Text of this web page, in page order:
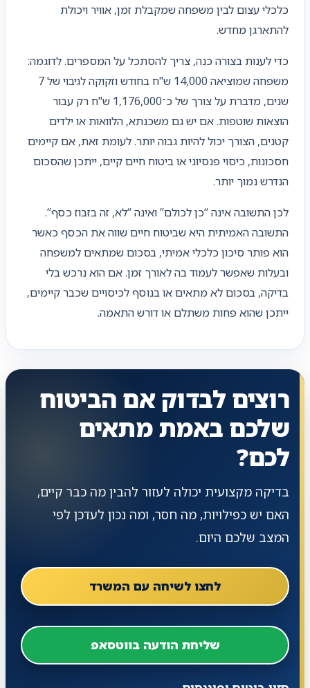
כלכלי עצום לבין משפחה שמקבלת זמן, אוויר ויכולת
להתארגן מחדש.
כדי לענות בצורה כנה, צריך להסתכל על המספרים. לדוגמה:
משפחה שמוציאה 14,000 ש"ח בחודש וזקוקה לגיבוי של 7
שנים, מדברת על צורך של כ־1,176,000 ש"ח רק עבור
הוצאות שוטפות. אם יש גם משכנתא, הלוואות או ילדים
קטנים, הצורך יכול להיות גבוה יותר. לעומת זאת, אם קיימים
חסכונות, כיסוי פנסיוני או ביטוח חיים קיים, ייתכן שהסכום
הנדרש נמוך יותר.
לכן התשובה אינה “כן לכולם” ואינה “לא, זה בזבוז כסף”.
התשובה האמיתית היא שביטוח חיים שווה את הכסף כאשר
הוא פותר סיכון כלכלי אמיתי, בסכום שמתאים למשפחה
ובעלות שאפשר לעמוד בה לאורך זמן. אם הוא נרכש בלי
בדיקה, בסכום לא מתאים או בנוסף לכיסויים שכבר קיימים,
ייתכן שהוא פחות משתלם או דורש התאמה.
רוצים לבדוק אם הביטוח
שלכם באמת מתאים
לכם?
בדיקה מקצועית יכולה לעזור להבין מה כבר קיים,
האם יש כפילויות, מה חסר, ומה נכון לעדכן לפי
המצב שלכם היום.
לחצו לשיחה עם המשרד
שליחת הודעה בווטסאפ